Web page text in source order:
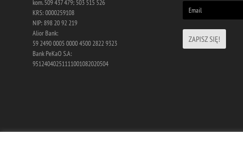
kom. 509 437 479; 503 515 526
KRS: 0000259108
NIP: 898 20 92 219
Alior Bank:
59 2490 0005 0000 4500 2822 9323
Bank PeKaO S.A:
95124040251111001082020504